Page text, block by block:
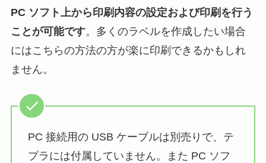
PC ソフト上から印刷内容の設定および印刷を行う
ことが可能です。多くのラベルを作成したい場合
にはこちらの方法の方が楽に印刷できるかもしれ
ません。
PC 接続用の USB ケーブルは別売りで、テ
プラには付属していません。また PC ソフ